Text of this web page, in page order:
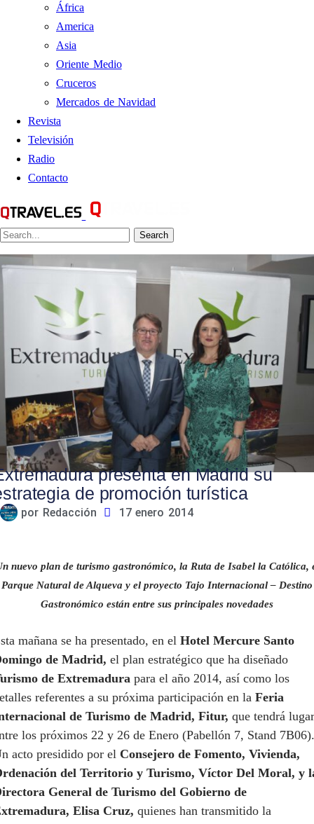
África
America
Asia
Oriente Medio
Cruceros
Mercados de Navidad
Revista
Televisión
Radio
Contacto
Search
presenta en Madrid su
de promoción turística
por Redacción 17 enero 2014
nuevo plan de turismo gastronómico, la Ruta de Isabel la Católica,
Parque Natural de Alqueva y el proyecto Tajo Internacional – Destino
Gastronómico están entre sus principales novedades
mañana se ha presentado, en el Hotel Mercure Santo
de Madrid, el plan estratégico que ha diseñado
de Extremadura para el año 2014, así como los
referentes a su próxima participación en la Feria
de Turismo de Madrid, Fitur, que tendrá lugar
los próximos 22 y 26 de Enero (Pabellón 7, Stand 7B06).
acto presidido por el Consejero de Fomento, Vivienda,
del Territorio y Turismo, Víctor Del Moral, y
General de Turismo del Gobierno de
Elisa Cruz, quienes han transmitido la